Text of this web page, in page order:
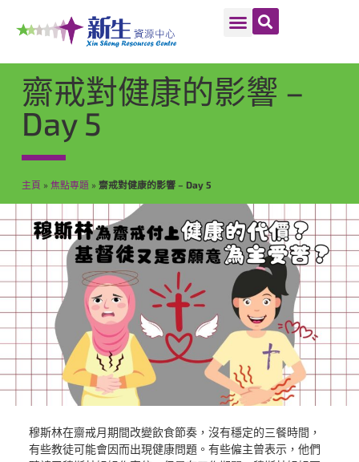
齋戒對健康的影響 –
Day 5
主頁 » 焦點専題» 齋戒對健康的影響 – Day 5
穆斯林在齋戒月期間改變飲食節奏，沒有穩定的三餐時間，
有些教徒可能會因而出現健康問題。有些僱主曾表示，他們